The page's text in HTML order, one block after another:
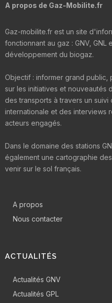
A propos de Gaz-Mobilite.fr
Gaz-mobilite.fr est un site
fonctionnant au gaz : GNV, GNL
développement du biogaz.
Objectif : informer grand public,
sur les initiatives et nouveautés
des transports à travers un
internationale et des interviews
acteurs engagés.
Dans le domaine des stations
également une cartographie
venir sur le sol français.
A propos
Nous contacter
ACTUALITÉS
Actualités GNV
Actualités GPL